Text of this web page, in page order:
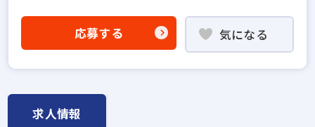
高級賃貸仲介営業の経験者歓迎
社宅・家賃補助あり
研修制度あり
応募する 気になる
求人情報